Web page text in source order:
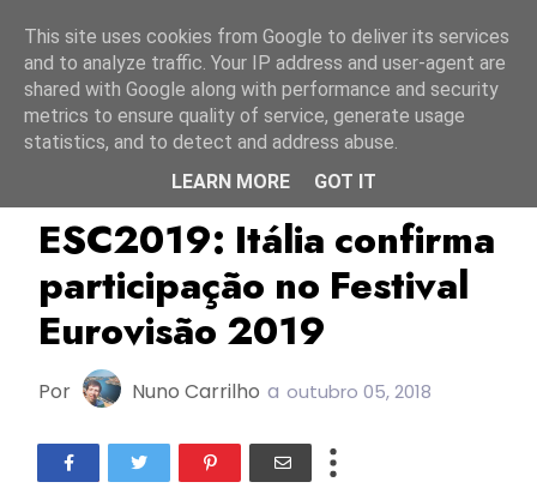
Itália RAI
ESC2019: Itália confirma
participação no Festival
Eurovisão 2019
Por Nuno Carrilho a outubro 05, 2018
This site uses cookies from Google to deliver its services
and to analyze traffic. Your IP address and user-agent are
shared with Google along with performance and security
metrics to ensure quality of service, generate usage
statistics, and to detect and address abuse.
LEARN MORE
GOT IT